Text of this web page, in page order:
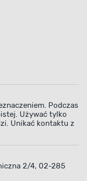
Podczas
Używać tylko
Unikać kontaktu z
2/4, 02-285